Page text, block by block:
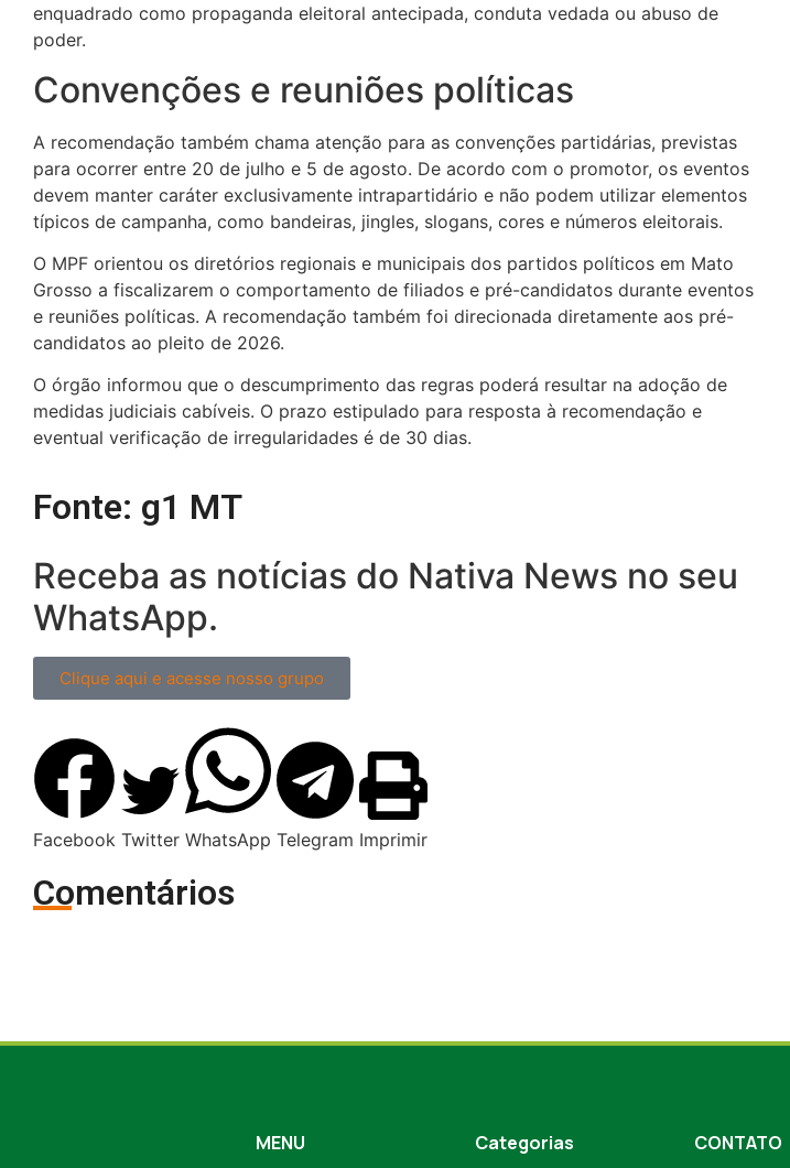
enquadrado como propaganda eleitoral antecipada, conduta vedada ou abuso de
poder.
Convenções e reuniões políticas
A recomendação também chama atenção para as convenções partidárias, previstas
para ocorrer entre 20 de julho e 5 de agosto. De acordo com o promotor, os eventos
devem manter caráter exclusivamente intrapartidário e não podem utilizar elementos
típicos de campanha, como bandeiras, jingles, slogans, cores e números eleitorais.
O MPF orientou os diretórios regionais e municipais dos partidos políticos em Mato
Grosso a fiscalizarem o comportamento de filiados e pré-candidatos durante eventos
e reuniões políticas. A recomendação também foi direcionada diretamente aos pré-
candidatos ao pleito de 2026.
O órgão informou que o descumprimento das regras poderá resultar na adoção de
medidas judiciais cabíveis. O prazo estipulado para resposta à recomendação e
eventual verificação de irregularidades é de 30 dias.
Fonte: g1 MT
Receba as notícias do Nativa News no seu
WhatsApp.
Clique aqui e acesse nosso grupo
Facebook Twitter WhatsApp Telegram Imprimir
Comentários
MENU
Categorias
CONTATO